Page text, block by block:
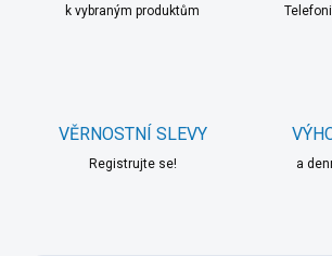
k vybraným produktům
VĚRNOSTNÍ SLEVY
Registrujte se! a